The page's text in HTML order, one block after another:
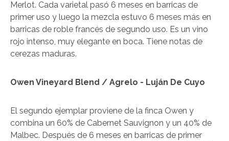
Merlot. Cada varietal pasó 6 meses en barricas de
primer uso y luego la mezcla estuvo 6 meses más en
barricas de roble francés de segundo uso. Es un vino
rojo intenso, muy elegante en boca. Tiene notas de
cerezas maduras.
Owen Vineyard Blend / Agrelo - Luján De Cuyo
El segundo ejemplar proviene de la finca Owen y
combina un 60% de Cabernet Sauvignon y un 40% de
Malbec. Después de 6 meses en barricas de primer